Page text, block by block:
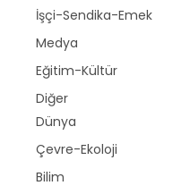
İşçi-Sendika-Emek
Medya
Eğitim-Kültür
Diğer
Dünya
Çevre-Ekoloji
Bilim